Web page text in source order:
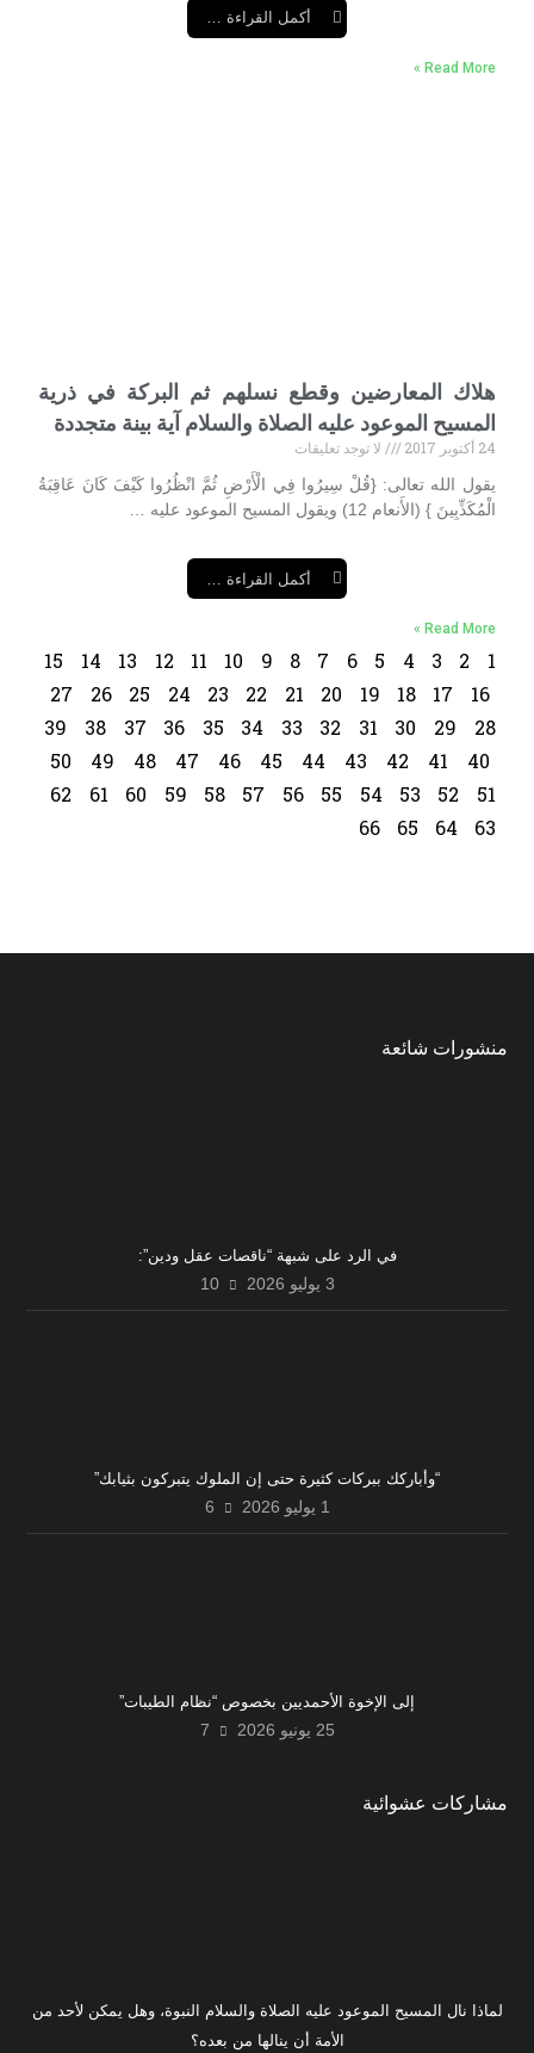
أكمل القراءة …
Read More »
هلاك المعارضين وقطع نسلهم ثم البركة في ذرية
المسيح الموعود عليه الصلاة والسلام آية بينة متجددة
24 أكتوبر 2017
لا توجد تعليقات
يقول الله تعالى: {قُلْ سِيرُوا فِي الْأَرْضِ ثُمَّ انْظُرُوا كَيْفَ كَانَ عَاقِبَةُ
الْمُكَذِّبِينَ } (الأَنعام 12) ويقول المسيح الموعود عليه …
أكمل القراءة …
Read More »
1
2
3
4
5
6
7
8
9
10
11
12
13
14
15
16
17
18
19
20
21
22
23
24
25
26
27
28
29
30
31
32
33
34
35
36
37
38
39
40
41
42
43
44
45
46
47
48
49
50
51
52
53
54
55
56
57
58
59
60
61
62
63
64
65
66
منشورات شائعة
في الرد على شبهة “ناقصات عقل ودين”:
3 يوليو 2026 10
“وأباركك ببركات كثيرة حتى إن الملوك يتبركون بثيابك”
1 يوليو 2026 6
إلى الإخوة الأحمديين بخصوص “نظام الطيبات”
25 يونيو 2026 7
مشاركات عشوائية
لماذا نال المسيح الموعود عليه الصلاة والسلام النبوة، وهل يمكن لأحد من
الأمة أن ينالها من بعده؟